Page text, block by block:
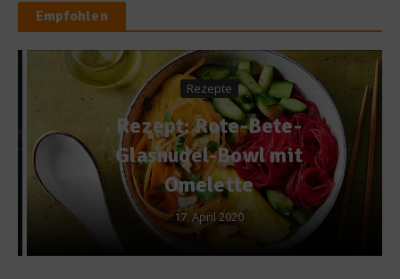
Empfohlen
Rezepte
Rezept: Rote-Bete-
Glasnudel-Bowl mit
Omelette
17. April 2020